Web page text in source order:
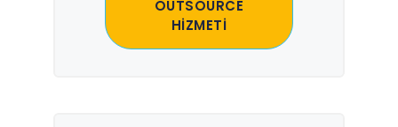
OUTSOURCE
HİZMETİ